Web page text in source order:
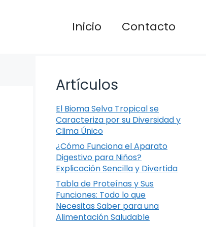
Inicio Contacto
Artículos
El Bioma Selva Tropical se
Caracteriza por su Diversidad y
Clima Único
¿Cómo Funciona el Aparato
Digestivo para Niños?
Explicación Sencilla y Divertida
Tabla de Proteínas y Sus
Funciones: Todo lo que
Necesitas Saber para una
Alimentación Saludable